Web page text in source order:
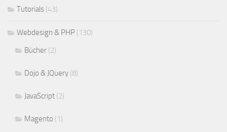
Tutorials (43)
Webdesign & PHP (130)
Bücher (2)
Dojo & JQuery (8)
JavaScript (2)
Magento (1)